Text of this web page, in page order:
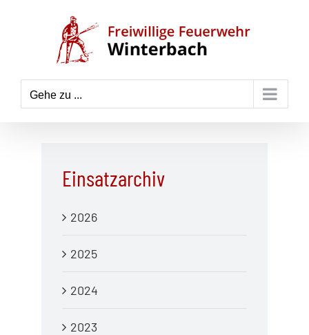
Gehe zu ...
Einsatzarchiv
2026
2025
2024
2023